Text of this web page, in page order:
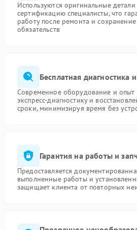
Используются оригинальные
сертификацию специалисты, что
работу после ремонта и
обязательств
Бесплатная диагностика
Современное оборудование и опыт
экспресс-диагностику и
сроки, минимизируя время без
Гарантия на работы и
Предоставляется
выполненные работы и
защищает клиента от повторных